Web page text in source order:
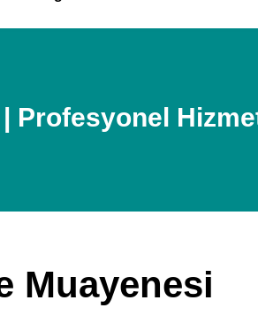
Profesyonel
Muayenesi